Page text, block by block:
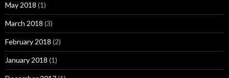
May 2018 (1)
March 2018 (3)
February 2018 (2)
January 2018 (1)